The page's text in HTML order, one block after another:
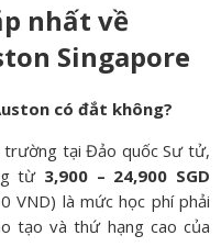
nhất về
Singapore
có đắt không?
trường tại Đảo quốc Sư tử,
từ 3,900 – 24,900 SGD
VND) là mức học phí phải
tạo và thứ hạng cao của